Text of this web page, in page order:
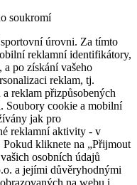
soukromí
úrovni. Za tímto
reklamní identifikátory,
po získání vašeho
reklam, tj.
reklam přizpůsobených
Soubory cookie a mobilní
jak pro
reklamní aktivity - v
kliknete na „Přijmout
osobních údajů
a jejími důvěryhodnými
na webu i